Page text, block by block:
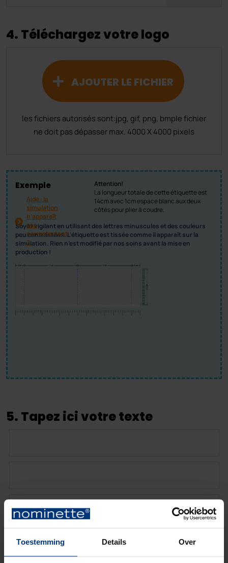
Toestemming Details Over
4. Téléchargez votre logo
AJOUTER LE FICHIER
les fichiers autorisés sont:jpg, gif, png, bmple fichier
ne doit pas dépasser max. 4000 X 4000 pixels
Exemple
Attention!
La longueur totale de cette étiquette est
14cm avec 1cm espace blanc aux deux
côtés pour plier à coudre.
Soyez vigilant en utilisant des lettres minuscules et des couleurs
peu contrastées. L’étiquette est tissée comme il apparaît sur la
simulation. Rien n’est modifié par nos soins avant la mise en
production !
Aide : la
simulation
n'apparaît
pas
correctement
?
5. Tapez ici votre texte